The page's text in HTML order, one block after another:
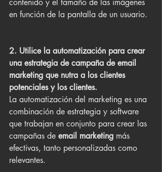
contenido y el tamaño de las imágenes
en función de la pantalla de un usuario.
2. Utilice la automatización para crear
una estrategia de campaña de email
marketing que nutra a los clientes
potenciales y los clientes.
La automatización del marketing es una
combinación de estrategia y software
que trabajan en conjunto para crear las
campañas de email marketing más
efectivas, tanto personalizadas como
relevantes.